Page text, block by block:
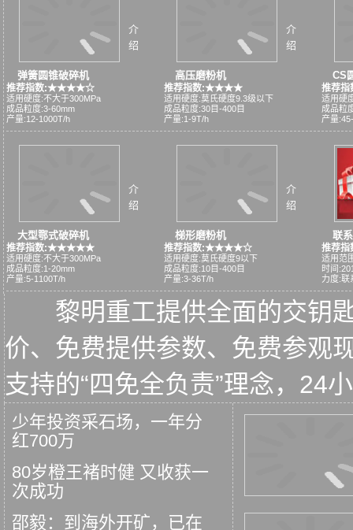
弹簧圆锥破碎机
推荐指数:★★★★☆
适用硬度:不大于300MPa
成品粒度:3-60mm
产量:12-1000T/h
介
绍
高压磨粉机
推荐指数:★★★★
适用硬度:莫氏硬度9.3级以下
成品粒度:30目-400目
产量:1-9T/h
介
绍
CS
推荐
适用硬
成品粒
产量
大型鄂式破碎机
推荐指数:★★★★★
适用硬度:不大于300MPa
成品粒度:1-20mm
产量:5-1100T/h
介
绍
梯形磨粉机
推荐指数:★★★★☆
适用硬度:莫氏硬度9以下
成品粒度:10目-400目
产量:3-36T/h
介
绍
联
推荐
适用范
时间
力度:联
黎明重工提供全面的交钥
价、免费提供参数、免费参观
支持的“四免全负责”理念，24
少年投资采石场，一年分
红700万
80岁橙王褚时健 又收获一
次成功
邵毅：到海外开矿，已在